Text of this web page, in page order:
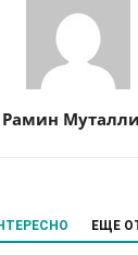
Рамин
ЕЩЕ